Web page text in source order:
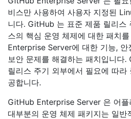
비스만 사용하여 사용자 지정된
니다. GitHub 는 표준 제품 릴리스
스의 핵심 운영 체제에 대한 패치
Enterprise Server에 대한 기능, 안
보안 문제를 해결하는 패치입니다
릴리스 주기 외부에서 필요에 따라
공합니다.
GitHub Enterprise Server 은 어플
대부분의 운영 체제 패키지는 일